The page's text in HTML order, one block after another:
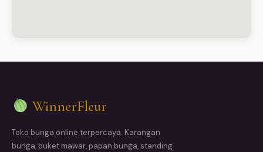
WinnerFleur
Toko bunga online terpercaya. Karangan
bunga, buket mawar, papan bunga, standing